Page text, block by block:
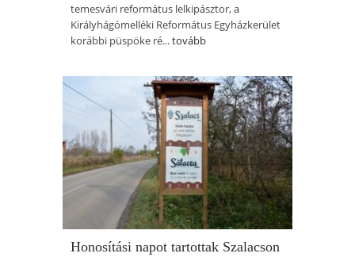
temesvári református lelkipásztor, a
Királyhágómelléki Református Egyházkerület
korábbi püspöke ré...tovább
Honosítási napot tartottak Szalacson